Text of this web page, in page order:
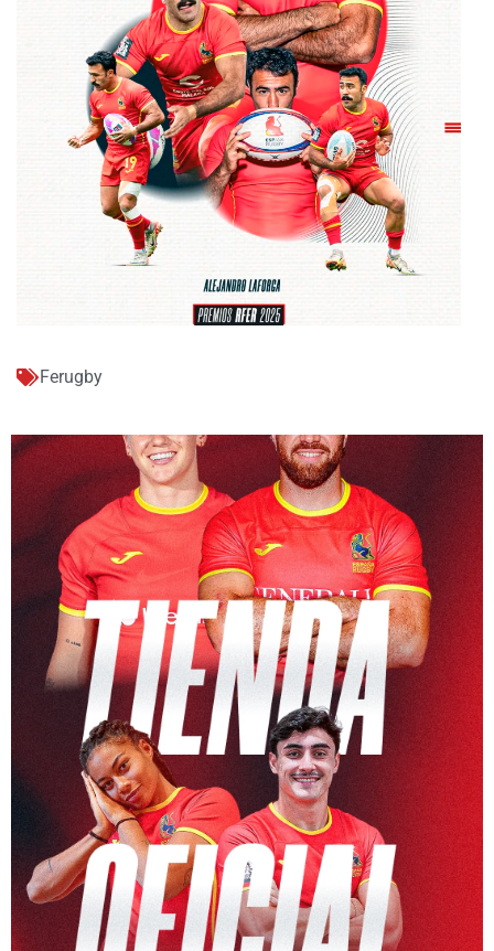
Ferugby